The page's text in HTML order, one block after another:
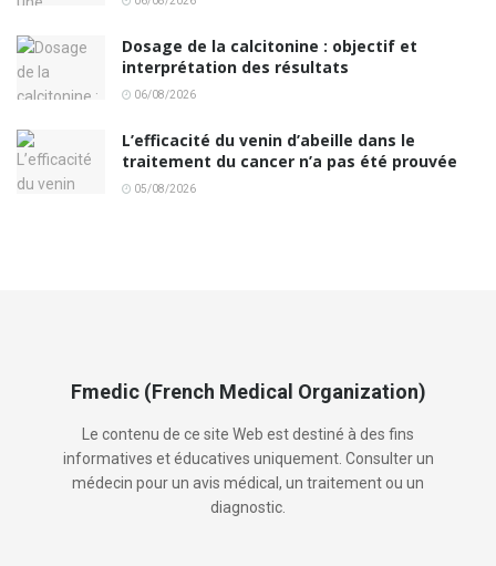
Dosage de la calcitonine : objectif et
interprétation des résultats
06/08/2026
L’efficacité du venin d’abeille dans le
traitement du cancer n’a pas été prouvée
05/08/2026
Fmedic (French Medical Organization)
Le contenu de ce site Web est destiné à des fins
informatives et éducatives uniquement. Consulter un
médecin pour un avis médical, un traitement ou un
diagnostic.